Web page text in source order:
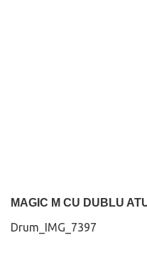
MAGIC M CU DUBLU
Drum_IMG_7397